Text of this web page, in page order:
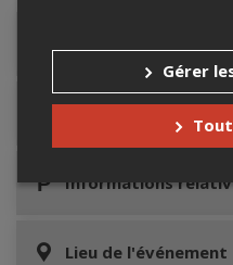
Informations
Lieu de l'événement
Gérer